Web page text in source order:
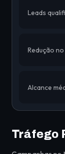
Leads
Redução
Alcance
Tráfego